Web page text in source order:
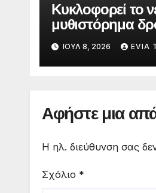
Κυκλοφορεί το
μυθιστόρημα
της Στεφανίας
Ρουλάκη «Το
ΙΟΎΛ 8, 2026 EVIA
Αφήστε μια
Η ηλ. διεύθυνση σας
Σχόλιο *